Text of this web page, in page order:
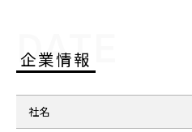
DATE
企業情報
社名